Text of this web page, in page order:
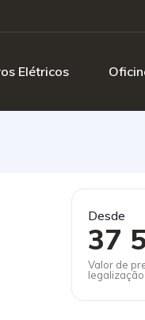
Elétricos
Desde
37
Valor de